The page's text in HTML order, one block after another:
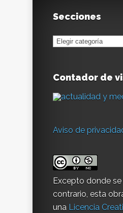
Secciones
Secciones
Contador de
Aviso de
Excepto donde
contrario, esta
una Licencia